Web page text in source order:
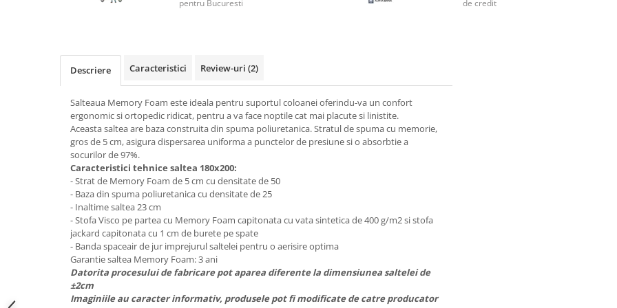
Top saltele MemoHR 6.5 cm
Saltele ieftine
Saltele cu spuma
Scaune pentru bucatarie
Mobila bucatarie
Seturi mese si scaune bucatarie
Suporturi si rafturi pantofi
Portmantouri
Seturi mobilier hol
Stender haine
Suport pentru umerase
Mobilier gradinita
pentru Bucuresti
de credit
Descriere Caracteristici Review-uri (2)
Salteaua Memory Foam este ideala pentru suportul coloanei oferindu-va un confort
ergonomic si ortopedic ridicat, pentru a va face noptile cat mai placute si linistite.
Aceasta saltea are baza construita din spuma poliuretanica. Stratul de spuma cu memorie,
gros de 5 cm, asigura dispersarea uniforma a punctelor de presiune si o absorbtie a
socurilor de 97%.
Caracteristici tehnice saltea 180x200:
- Strat de Memory Foam de 5 cm cu densitate de 50
- Baza din spuma poliuretanica cu densitate de 25
- Inaltime saltea 23 cm
- Stofa Visco pe partea cu Memory Foam capitonata cu vata sintetica de 400 g/m2 si stofa
jackard capitonata cu 1 cm de burete pe spate
- Banda spaceair de jur imprejurul saltelei pentru o aerisire optima
Garantie saltea Memory Foam: 3 ani
Datorita procesului de fabricare pot aparea diferente la dimensiunea saltelei de
±2cm
Imaginiile au caracter informativ, produsele pot fi modificate de catre producator